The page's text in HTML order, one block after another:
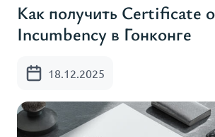
Как получить Certificate
Incumbency в Гонконге
18.12.2025